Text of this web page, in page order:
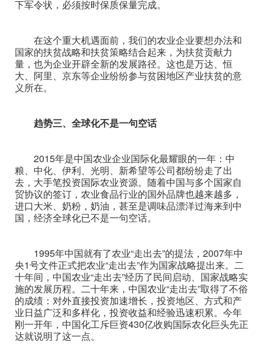
下军令状，必须按时保质保量完成。
在这个重大机遇面前，我们的农业企业要想办法和
国家的扶贫战略和扶贫策略结合起来，为扶贫贡献力
量，也为企业开辟全新的发展路径。这也是万达、恒
大、阿里、京东等企业纷纷参与贫困地区产业扶贫的意
义所在。
趋势三、全球化不是一句空话
2015年是中国农业企业国际化最耀眼的一年：中
粮、中化、伊利、光明、新希望等公司都纷纷走了出
去，大手笔投资国际农业资源。随着中国与多个国家自
贸协议的签订，农业食品行业的国外品牌也越来越多，
进口大米、奶粉，奶油，甚至是调味品漂洋过海来到中
国，经济全球化已不是一句空话。
1995年中国就有了农业“走出去”的提法，2007年中
央1号文件正式把农业“走出去”作为国家战略提出来。二
十年间，中国农业“走出去”经历了民间启动、国家战略实
施的发展历程。二十年来，中国农业“走出去”取得了不俗
的成绩：对外直接投资加速增长，投资地区、方式和产
业日益广泛和多样化，投资收益和经验迅速积累。今年
刚一开年，中国化工斥巨资430亿收购国际农化巨头先正
达就说明了这一点。